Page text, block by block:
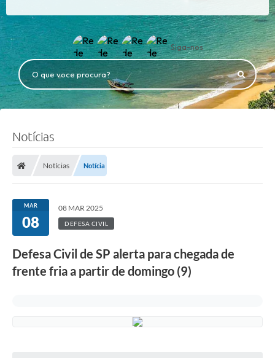
Siga-nos
O que voce procura?
Notícias
Notícias Notícia
MAR
08
08 MAR 2025
DEFESA CIVIL
Defesa Civil de SP alerta para chegada de
frente fria a partir de domingo (9)